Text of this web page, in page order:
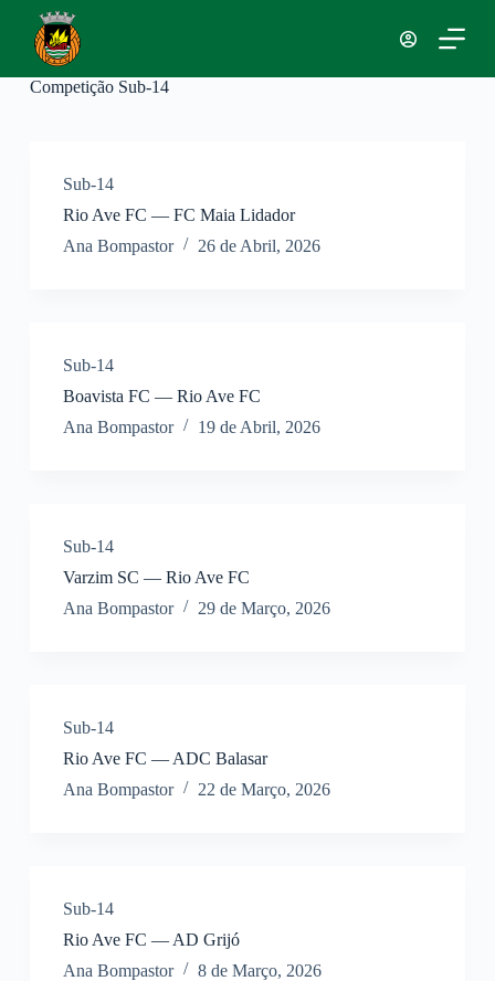
aCompetiçãoSub-14
Sub-14
Rio Ave FC — FC Maia Lidador
Ana Bompastor
26 de Abril, 2026
Sub-14
Boavista FC — Rio Ave FC
Ana Bompastor
19 de Abril, 2026
Sub-14
Varzim SC — Rio Ave FC
Ana Bompastor
29 de Março, 2026
Sub-14
Rio Ave FC — ADC Balasar
Ana Bompastor
22 de Março, 2026
Sub-14
Rio Ave FC — AD Grijó
Ana Bompastor
8 de Março, 2026